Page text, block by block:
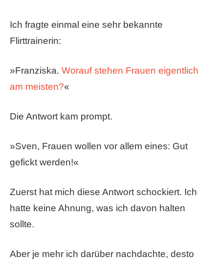
Ich fragte einmal eine sehr bekannte
Flirttrainerin:
»Franziska. Worauf stehen Frauen eigentlich
am meisten?«
Die Antwort kam prompt.
»Sven, Frauen wollen vor allem eines: Gut
gefickt werden!«
Zuerst hat mich diese Antwort schockiert. Ich
hatte keine Ahnung, was ich davon halten
sollte.
Aber je mehr ich darüber nachdachte, desto